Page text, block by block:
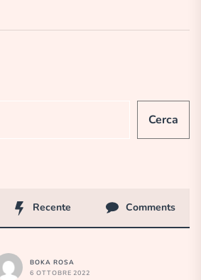
Cerca
Recente Comments
BOKA ROSA
6 OTTOBRE 2022